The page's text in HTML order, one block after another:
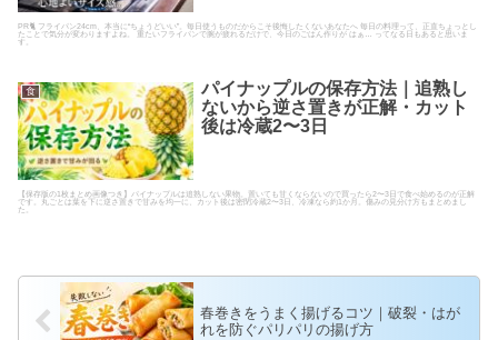
PR🐈 フライパン24cm、本当に“ちょうどいい”。毎日使うものだからこそ後悔したくないあなたへ 毎日の料理って、正直ちょっとし
たことで気分が変わりますよね。 重たいフライパンで腕が疲れるだけで、今日のごはん作りが はぁ… ってなる日もあると思いま
す。
食
パイナップルの保存方法｜追熟し
ないから逆さ置きが正解・カット
後は冷蔵2〜3日
【保存版の1枚まとめ画像つき】パイナップルは追熟しない果物。置いても甘くならないので買ったら2〜3日で食べ始めるのが正解
です。丸ごとは葉を下に逆さ置きで甘みを均一に、カット後は密閉冷蔵2〜3日、冷凍なら約1か月。傷みの見分け方もまとめまし
た。
春巻きをうまく揚げるコツ｜破裂・はが
れを防ぐパリパリの揚げ方